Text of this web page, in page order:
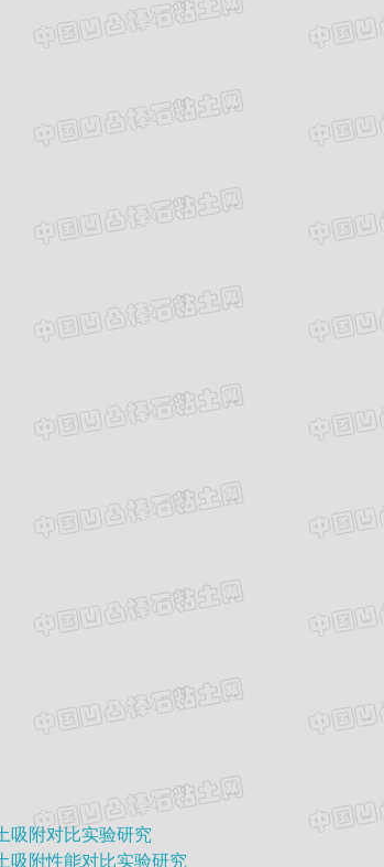
吸附对比实验研究
吸附性能对比实验研究